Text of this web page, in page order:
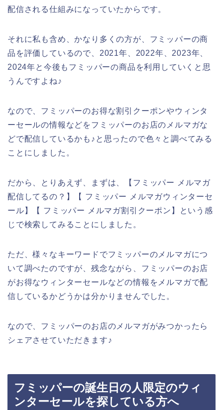
配信される仕組みになっていたからです。
それに私も含め、かなり多くの方が、フミッパーの商
品を評価しているので、2021年、2022年、2023年、
2024年と今後もフミッパーの商品を利用していくと思
うんですよね♪
なので、フミッパーのお得な割引クーポンやウィンタ
ーセールの情報などをフミッパーのお店のメルマガな
どで配信しているかも♪と思ったので色々と調べてみる
ことにしました。
だから、とりあえず、まずは、【フミッパー メルマガ
配信してるの？】【 フミッパー メルマガウィンターセ
ール】【 フミッパー メルマガ割引クーポン】という感
じで検索してみることにしました。
ただ、様々なキーワードでフミッパーのメルマガにつ
いて調べたのですが、残念ながら、フミッパーのお店
がお得なウィンターセールなどの情報をメルマガで配
信しているかどうかは分かりませんでした。
なので、フミッパーのお店のメルマガがみつかったら
シェアさせていただきます♪
フミッパーの誕生日の人限定のウィ
ンターセールを探している方へ